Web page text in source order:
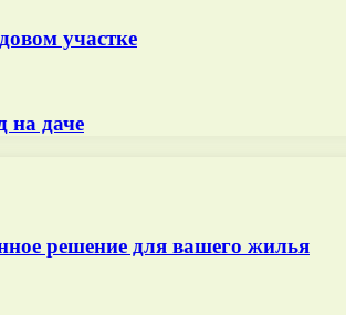
участке
на даче
решение для вашего жилья